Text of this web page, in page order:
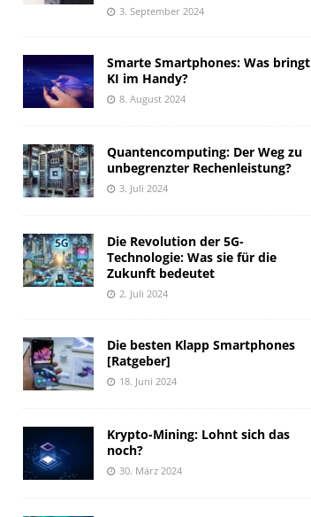
3. September 2024
Smarte Smartphones: Was bringt
KI im Handy?
8. August 2024
Quantencomputing: Der Weg zu
unbegrenzter Rechenleistung?
3. Juli 2024
Die Revolution der 5G-
Technologie: Was sie für die
Zukunft bedeutet
2. Juli 2024
Die besten Klapp Smartphones
[Ratgeber]
18. Juni 2024
Krypto-Mining: Lohnt sich das
noch?
30. März 2024